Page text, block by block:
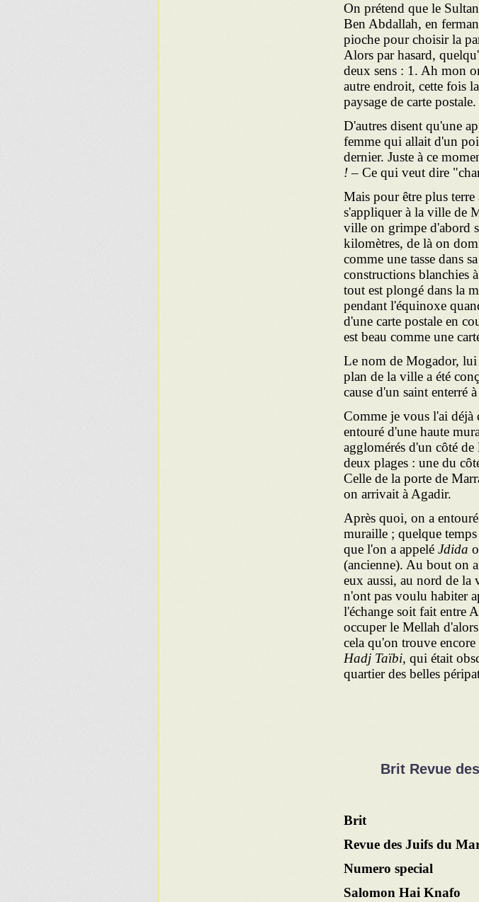
On prétend que le
Ben Abdallah, en
pioche pour choisir la
Alors par hasard,
deux sens : 1. Ah mon
autre endroit, cette fois
paysage de carte postale.
D'autres disent qu'une
femme qui allait d'un
dernier. Juste à ce
!
Mais pour être plus
s'appliquer à la ville de
ville on grimpe d'abord
kilomètres, de là on
comme une tasse dans
constructions blanchies
tout est plongé dans la
pendant l'équinoxe
d'une carte postale en
est beau comme une
Le nom de Mogador, lui
plan de la ville a été
cause d'un saint
Comme je vous l'ai déjà
entouré d'une haute
agglomérés d'un côté
deux plages : une du
Celle de la porte de
on arrivait à Agadir.
Après quoi, on a
muraille ; quelque temps
que l'on a appelé Jdida
(ancienne). Au bout on
eux aussi, au nord de la
n'ont pas voulu habiter
l'échange soit fait entre
occuper le Mellah
cela qu'on trouve
Hadj Taïbi, qui était
quartier des belles
Brit Revue
Brit
Revue des Juifs du
Numero special
Salomon Hai Knafo